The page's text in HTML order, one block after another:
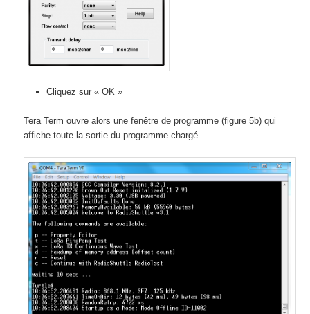
Cliquez sur « OK »
Tera Term ouvre alors une fenêtre de programme (figure 5b) qui
affiche toute la sortie du programme chargé.